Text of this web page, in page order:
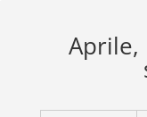
Aprile,